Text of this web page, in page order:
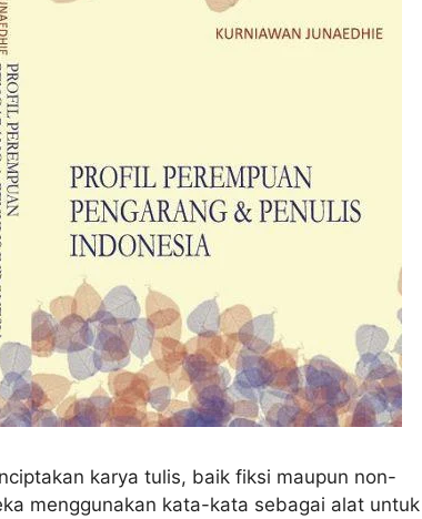
karya tulis, baik fiksi maupun non-
menggunakan kata-kata sebagai alat untuk